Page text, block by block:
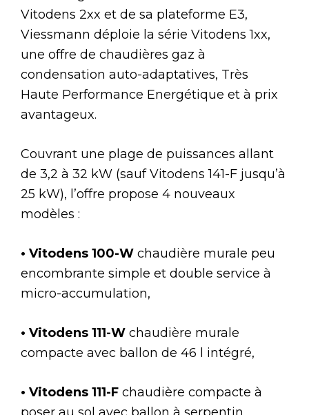
Vitodens 2xx et de sa plateforme E3,
Viessmann déploie la série Vitodens 1xx,
une offre de chaudières gaz à
condensation auto-adaptatives, Très
Haute Performance Energétique et à prix
avantageux.
Couvrant une plage de puissances allant
de 3,2 à 32 kW (sauf Vitodens 141-F jusqu’à
25 kW), l’offre propose 4 nouveaux
modèles :
• Vitodens 100-W chaudière murale peu
encombrante simple et double service à
micro-accumulation,
• Vitodens 111-W chaudière murale
compacte avec ballon de 46 l intégré,
• Vitodens 111-F chaudière compacte à